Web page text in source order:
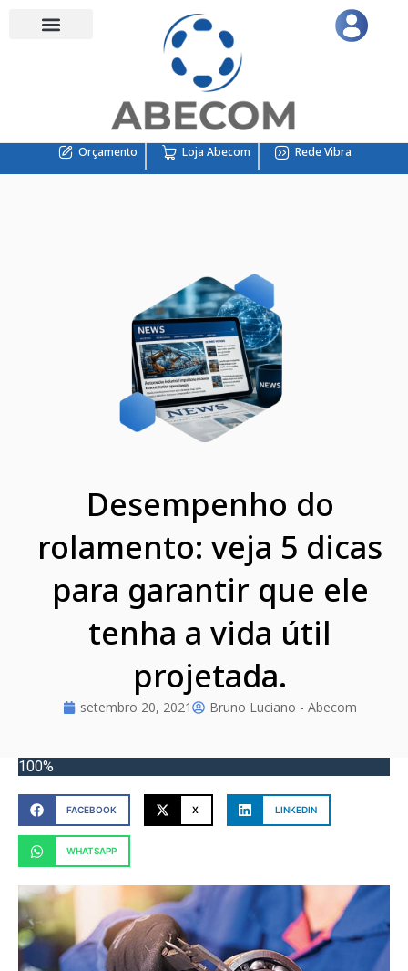
Orçamento Loja Abecom Rede Vibra
Desempenho do
rolamento: veja 5 dicas
para garantir que ele
tenha a vida útil
projetada.
setembro 20, 2021 Bruno Luciano - Abecom
100%
FACEBOOK X LINKEDIN
WHATSAPP